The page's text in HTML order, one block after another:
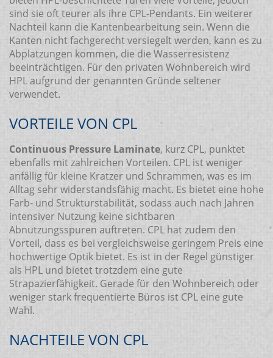
sind sie oft teurer als ihre CPL-Pendants. Ein weiterer
Nachteil kann die Kantenbearbeitung sein. Wenn die
Kanten nicht fachgerecht versiegelt werden, kann es zu
Abplatzungen kommen, die die Wasserresistenz
beeinträchtigen. Für den privaten Wohnbereich wird
HPL aufgrund der genannten Gründe seltener
verwendet.
VORTEILE VON CPL
Continuous Pressure Laminate, kurz CPL, punktet
ebenfalls mit zahlreichen Vorteilen. CPL ist weniger
anfällig für kleine Kratzer und Schrammen, was es im
Alltag sehr widerstandsfähig macht. Es bietet eine hohe
Farb- und Strukturstabilität, sodass auch nach Jahren
intensiver Nutzung keine sichtbaren
Abnutzungsspuren auftreten. CPL hat zudem den
Vorteil, dass es bei vergleichsweise geringem Preis eine
hochwertige Optik bietet. Es ist in der Regel günstiger
als HPL und bietet trotzdem eine gute
Strapazierfähigkeit. Gerade für den Wohnbereich oder
weniger stark frequentierte Büros ist CPL eine gute
Wahl.
NACHTEILE VON CPL